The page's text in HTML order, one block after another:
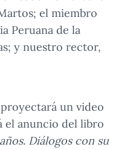
el miembro
Peruana de la
y nuestro rector,
un video
el anuncio del libro
Diálogos con su